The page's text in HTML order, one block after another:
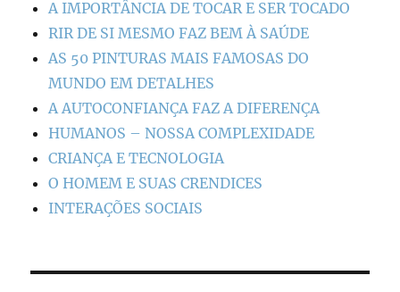
A IMPORTÂNCIA DE TOCAR E SER TOCADO
RIR DE SI MESMO FAZ BEM À SAÚDE
AS 50 PINTURAS MAIS FAMOSAS DO
MUNDO EM DETALHES
A AUTOCONFIANÇA FAZ A DIFERENÇA
HUMANOS – NOSSA COMPLEXIDADE
CRIANÇA E TECNOLOGIA
O HOMEM E SUAS CRENDICES
INTERAÇÕES SOCIAIS